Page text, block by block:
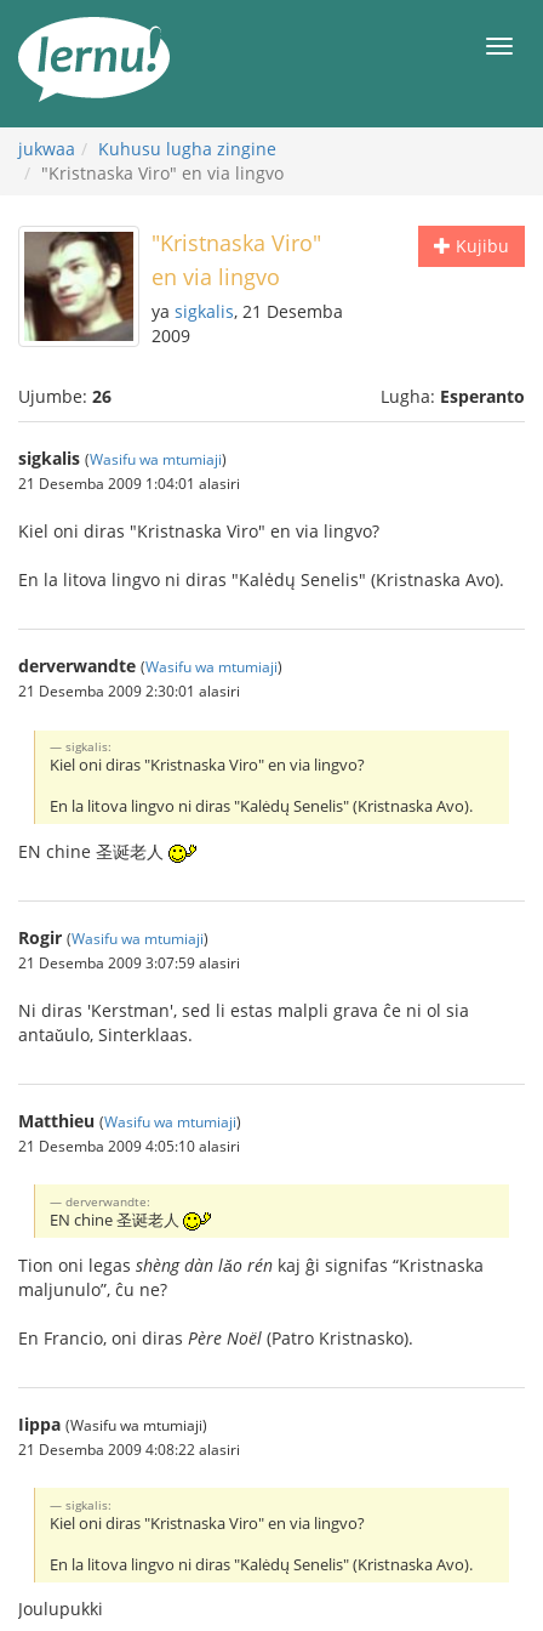
maudhui
jukwaa
Kuhusu lugha zingine
"Kristnaska Viro" en via lingvo
Kujibu
"Kristnaska Viro"
en via lingvo
ya sigkalis, 21 Desemba
2009
Ujumbe: 26 Lugha: Esperanto
sigkalis (Wasifu wa mtumiaji)
21 Desemba 2009 1:04:01 alasiri
Kiel oni diras "Kristnaska Viro" en via lingvo?
En la litova lingvo ni diras "Kalėdų Senelis" (Kristnaska Avo).
derverwandte (Wasifu wa mtumiaji)
21 Desemba 2009 2:30:01 alasiri
sigkalis:
Kiel oni diras "Kristnaska Viro" en via lingvo?
En la litova lingvo ni diras "Kalėdų Senelis" (Kristnaska Avo).
EN chine 圣诞老人
Rogir (Wasifu wa mtumiaji)
21 Desemba 2009 3:07:59 alasiri
Ni diras 'Kerstman', sed li estas malpli grava ĉe ni ol sia
antaǔulo, Sinterklaas.
Matthieu (Wasifu wa mtumiaji)
21 Desemba 2009 4:05:10 alasiri
derverwandte:
EN chine 圣诞老人
Tion oni legas shèng dàn lǎo rén kaj ĝi signifas “Kristnaska
maljunulo”, ĉu ne?
En Francio, oni diras Père Noël (Patro Kristnasko).
Iippa (Wasifu wa mtumiaji)
21 Desemba 2009 4:08:22 alasiri
sigkalis:
Kiel oni diras "Kristnaska Viro" en via lingvo?
En la litova lingvo ni diras "Kalėdų Senelis" (Kristnaska Avo).
Joulupukki